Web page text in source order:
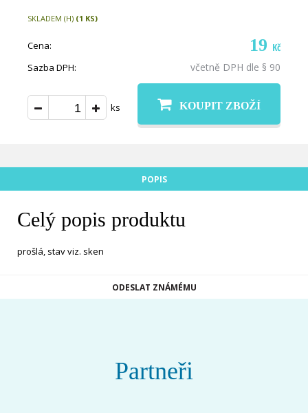
SKLADEM (H) (1 KS)
Cena: 19 Kč
Sazba DPH: včetně DPH dle § 90
ks KOUPIT ZBOŽÍ
POPIS
Celý popis produktu
prošlá, stav viz. sken
ODESLAT ZNÁMÉMU
Partneři